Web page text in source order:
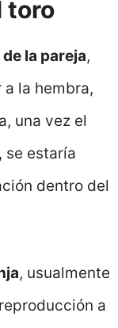
toro
la pareja,
la hembra,
una vez el
se estaría
dentro del
, usualmente
a